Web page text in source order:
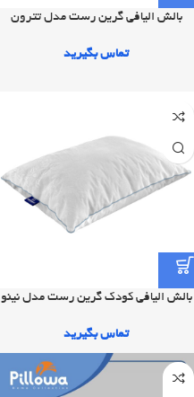
بالش الیافی گرین رست مدل تترون
تماس بگیرید
بالش الیافی کودک گرین رست مدل نینو
تماس بگیرید